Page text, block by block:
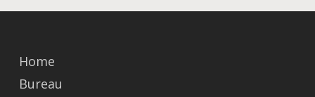
Home
Bureau